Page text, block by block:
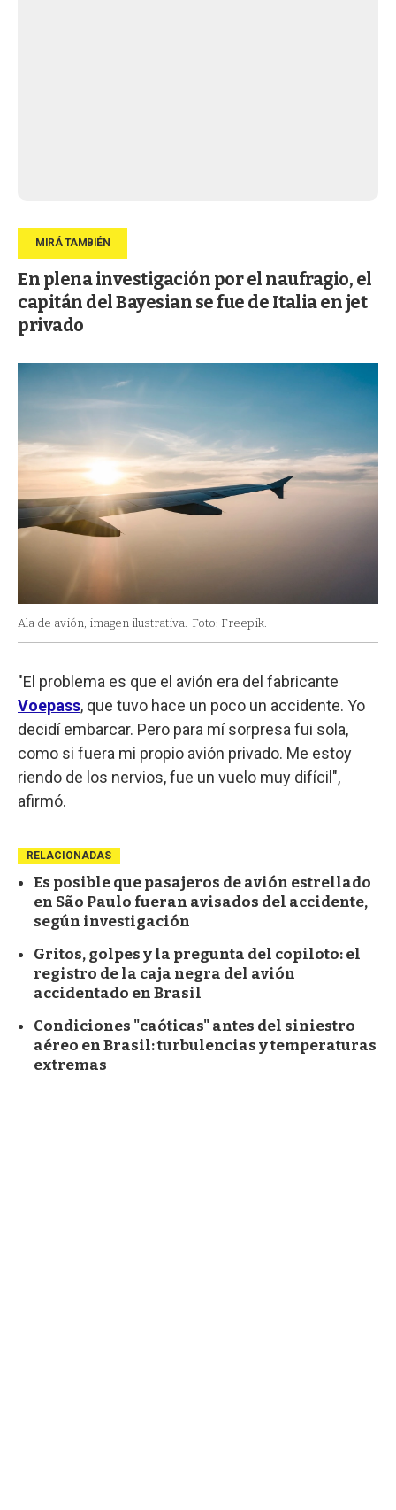
En plena investigación por el naufragio, el
capitán del Bayesian se fue de Italia en jet
privado
Ala de avión, imagen ilustrativa. Foto: Freepik.
"El problema es que el avión era del fabricante
Voepass, que tuvo hace un poco un accidente. Yo
decidí embarcar. Pero para mí sorpresa fui sola,
como si fuera mi propio avión privado. Me estoy
riendo de los nervios, fue un vuelo muy difícil",
afirmó.
RELACIONADAS
Es posible que pasajeros de avión estrellado
en São Paulo fueran avisados del accidente,
según investigación
Gritos, golpes y la pregunta del copiloto: el
registro de la caja negra del avión
accidentado en Brasil
Condiciones "caóticas" antes del siniestro
aéreo en Brasil: turbulencias y temperaturas
extremas